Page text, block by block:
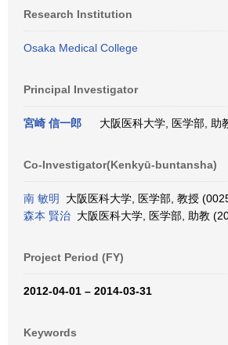
Research Institution
Osaka Medical College
Principal Investigator
宮崎 信一郎 大阪医科大学, 医学部, 助
Co-Investigator(Kenkyū-buntansha)
南 敏明
大阪医科大学, 医学部, 教授
森本 賢治 大阪医科大学, 医学部, 助教
Project Period (FY)
2012-04-01 – 2014-03-31
Keywords